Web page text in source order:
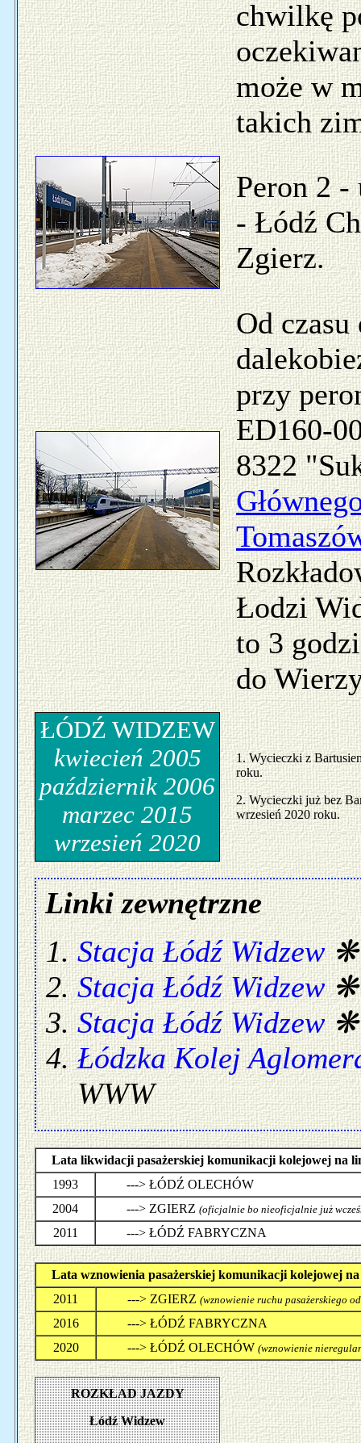
chwilkę
może w
takich
Peron 2
- Łódź
Zgierz.
Od
przy
ED160-
8322
Łodzi
to 3
do
ŁÓDŹ WIDZEW
kwiecień 2005
październik 2006
marzec 2015
wrzesień 2020
1. Wycieczki z
roku.
2. Wycieczki już bez
wrzesień 2020 roku.
Linki zewnętrzne
Stacja Łódź Widzew
Stacja Łódź Widzew
Stacja Łódź Widzew
Łódzka Kolej
WWW
Lata likwidacji pasażerskiej komunikacji kolejowej na
1993
---> ŁÓDŹ OLECHÓW
2004
---> ZGIERZ (oficjalnie bo nieoficjalnie już
2011 ---> ŁÓDŹ FABRYCZNA
Lata wznowienia pasażerskiej komunikacji kolejowej
2011
---> ZGIERZ (wznowienie ruchu pasażerskiego
2016
---> ŁÓDŹ FABRYCZNA
2020
---> ŁÓDŹ OLECHÓW (wznowienie
ROZKŁAD JAZDY
Łódź Widzew